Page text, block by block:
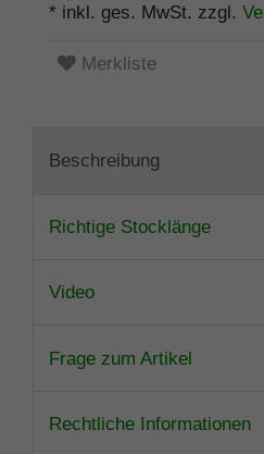
* inkl. ges. MwSt. zzgl.
Merkliste
Beschreibung
Richtige Stocklänge
Video
Frage zum Artikel
Rechtliche Informationen